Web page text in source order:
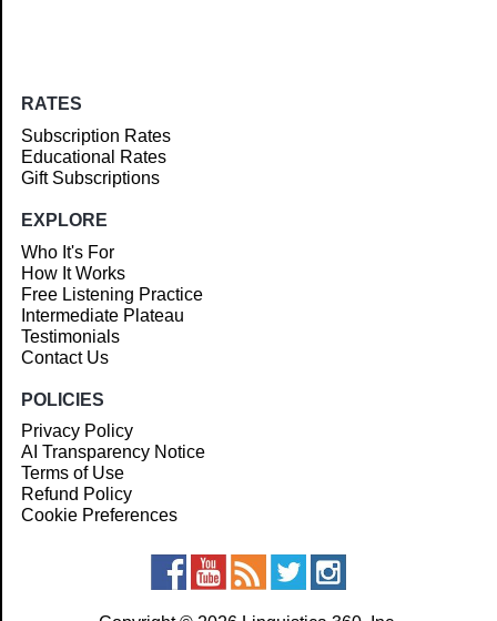
RATES
Subscription Rates
Educational Rates
Gift Subscriptions
EXPLORE
Who It's For
How It Works
Free Listening Practice
Intermediate Plateau
Testimonials
Contact Us
POLICIES
Privacy Policy
AI Transparency Notice
Terms of Use
Refund Policy
Cookie Preferences